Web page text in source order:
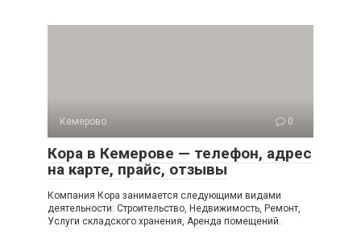
Кемерово 0
Кора в Кемерове — телефон, адрес
на карте, прайс, отзывы
Компания Кора занимается следующими видами
деятельности: Строительство, Недвижимость, Ремонт,
Услуги складского хранения, Аренда помещений.